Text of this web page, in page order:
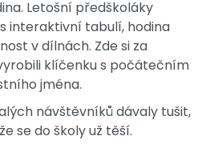
Letošní předškoláky
interaktivní tabulí, hodina
v dílnách. Zde si za
klíčenku s počátečním
jména.
návštěvníků dávaly tušit,
se do školy už těší.